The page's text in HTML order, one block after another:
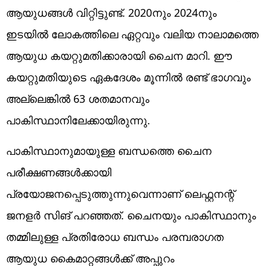
ആയുധങ്ങള്‍ വിറ്റിട്ടുണ്ട്. 2020നും 2024നും
ഇടയില്‍ ലോകത്തിലെ ഏറ്റവും വലിയ നാലാമത്തെ
ആയുധ കയറ്റുമതിക്കാരായി ചൈന മാറി. ഈ
കയറ്റുമതിയുടെ ഏകദേശം മൂന്നില്‍ രണ്ട് ഭാഗവും
അല്ലെങ്കില്‍ 63 ശതമാനവും
പാകിസ്ഥാനിലേക്കായിരുന്നു.
പാകിസ്ഥാനുമായുള്ള ബന്ധത്തെ ചൈന
പരീക്ഷണങ്ങള്‍ക്കായി
പ്രയോജനപ്പെടുത്തുന്നുവെന്നാണ് ലെഫ്റ്റനന്റ്
ജനളര്‍ സിങ് പറഞ്ഞത്. ചൈനയും പാകിസ്ഥാനും
തമ്മിലുള്ള പ്രതിരോധ ബന്ധം പരമ്പരാഗത
ആയുധ കൈമാറ്റങ്ങള്‍ക്ക് അപ്പുറം